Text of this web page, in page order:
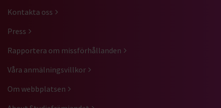
Kontakta oss
Press
Rapportera om missförhållanden
Våra anmälningsvillkor
Om webbplatsen